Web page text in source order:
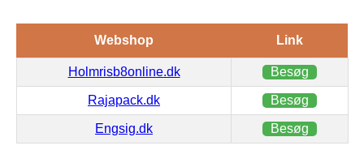
Webshop Link
Holmrisb8online.dk Besøg
Rajapack.dk Besøg
Engsig.dk Besøg